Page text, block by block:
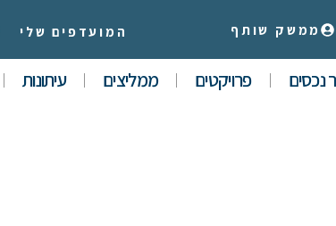
ממשק שותף המועדפים שלי
נכסים פרויקטים ממליצים עיתונות